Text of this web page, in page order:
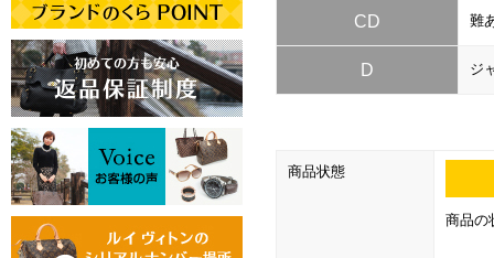
CD 難
D ジ
商品状態
商品の